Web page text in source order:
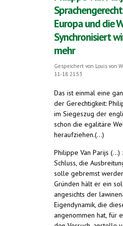
Europa und die
Synchronisiert
mehr
Gespeichert von Louis von
11-18 21:53
Das ist einmal eine
der Gerechtigkeit:
im Siegeszug der
schon die egalitäre
heraufziehen.(...)
Philippe Van Parijs
Schluss, die
solle gebremst
Gründen hält er ein
angesichts der
Eigendynamik, die
angenommen hat, für